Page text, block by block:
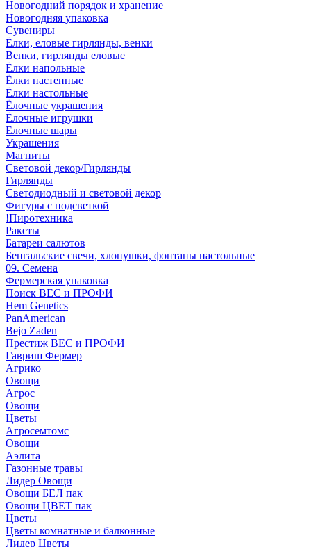
Новогодний порядок и хранение
Новогодняя упаковка
Сувениры
Ёлки, еловые гирлянды, венки
Венки, гирлянды еловые
Ёлки напольные
Ёлки настенные
Ёлки настольные
Ёлочные украшения
Ёлочные игрушки
Елочные шары
Украшения
Магниты
Световой декор/Гирлянды
Гирлянды
Светодиодный и световой декор
Фигуры с подсветкой
!Пиротехника
Ракеты
Батареи салютов
Бенгальские свечи, хлопушки, фонтаны настольные
09. Семена
Фермерская упаковка
Поиск ВЕС и ПРОФИ
Hem Genetics
PanAmerican
Bejo Zaden
Престиж ВЕС и ПРОФИ
Гавриш Фермер
Агрико
Овощи
Агрос
Овощи
Цветы
Агросемтомс
Овощи
Аэлита
Газонные травы
Лидер Овощи
Овощи БЕЛ пак
Овощи ЦВЕТ пак
Цветы
Цветы комнатные и балконные
Лидер Цветы